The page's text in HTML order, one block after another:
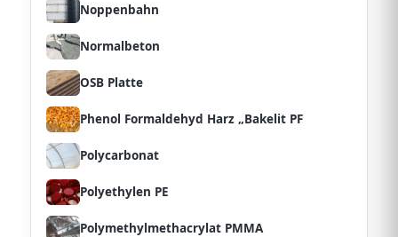
Noppenbahn
Normalbeton
OSB Platte
Phenol Formaldehyd Harz „Bakelit PF
Polycarbonat
Polyethylen PE
Polymethylmethacrylat PMMA